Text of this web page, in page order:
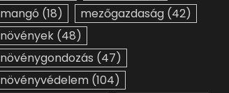
mangó (18) mezőgazdaság (42)
növények (48)
növénygondozás (47)
növényvédelem (104)